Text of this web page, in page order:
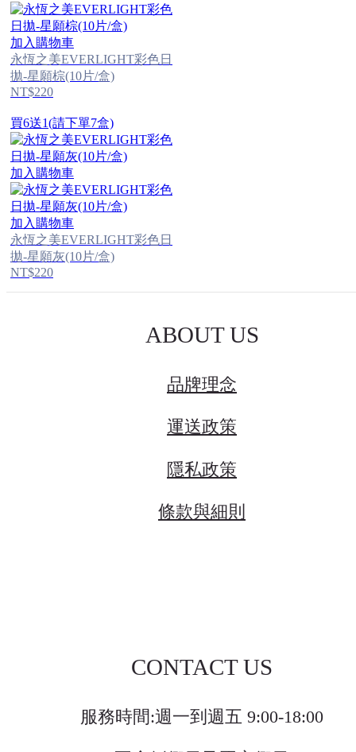
加入購物車
永恆之美EVERLIGHT彩色日
拋-星願棕(10片/盒)
NT$220
買6送1(請下單7盒)
加入購物車
加入購物車
永恆之美EVERLIGHT彩色日
拋-星願灰(10片/盒)
NT$220
ABOUT US
品牌理念
運送政策
隱私政策
條款與細則
CONTACT US
服務時間:週一到週五 9:00-18:00